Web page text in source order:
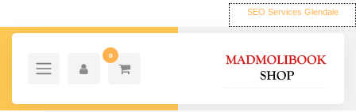
SEO Services Glendale
0